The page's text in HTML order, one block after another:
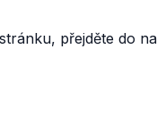
přejděte do